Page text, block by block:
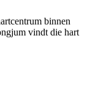
binnen
vindt die hart